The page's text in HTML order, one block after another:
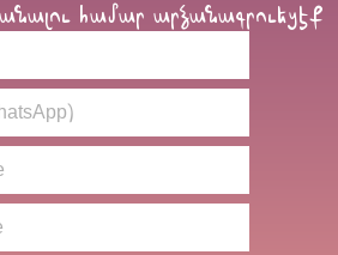
համար արձանագրուեցէք